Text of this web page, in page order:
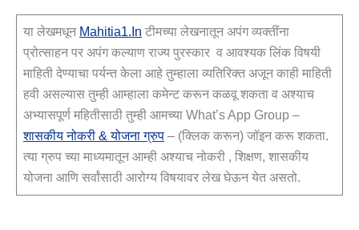
या लेखमधून Mahitia1.in टीमच्या लेखनातून अपंग व्यक्तींना
प्रोत्साहन पर अपंग कल्याण राज्य पुरस्कार व आवश्यक लिंक विषयी
माहिती देण्याचा पर्यन्त केला आहे तुम्हाला व्यतिरिक्त अजून काही माहिती
हवी असल्यास तुम्ही आम्हाला कमेन्ट करून कळवू शकता व अश्याच
अभ्यासपूर्ण महितीसाठी तुम्ही आमच्या What’s App Group –
शासकीय नोकरी & योजना ग्रुप – (क्लिक करून) जॉइन करू शकता.
त्या ग्रुप च्या माध्यमातून आम्ही अश्याच नोकरी , शिक्षण, शासकीय
योजना आणि सर्वांसाठी आरोग्य विषयावर लेख घेऊन येत असतो.